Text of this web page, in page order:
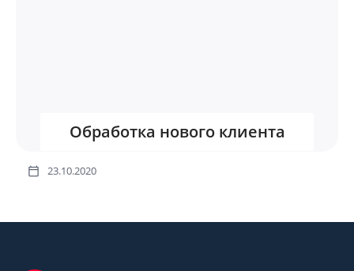
Обработка нового клиента
23.10.2020